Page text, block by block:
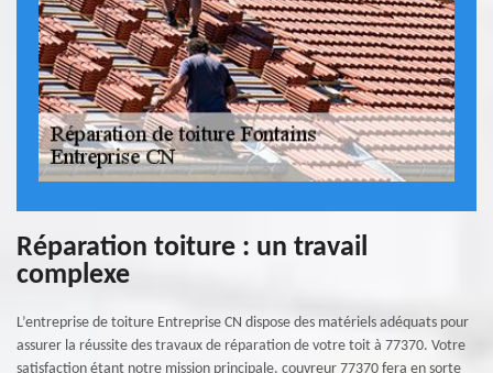
Réparation toiture : un travail
complexe
L’entreprise de toiture Entreprise CN dispose des matériels adéquats pour
assurer la réussite des travaux de réparation de votre toit à 77370. Votre
satisfaction étant notre mission principale, couvreur 77370 fera en sorte